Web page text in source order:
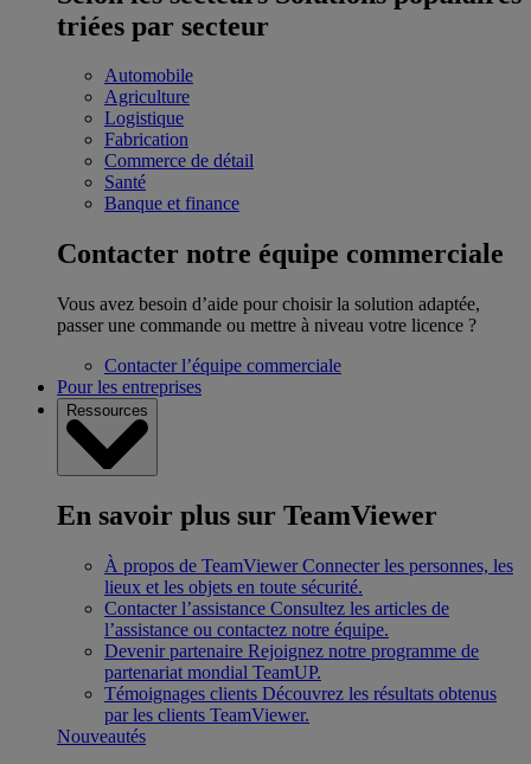
triées par secteur
Automobile
Agriculture
Logistique
Fabrication
Commerce de détail
Santé
Banque et finance
Contacter notre équipe commerciale
Vous avez besoin d’aide pour choisir la solution adaptée,
passer une commande ou mettre à niveau votre licence ?
Contacter l’équipe commerciale
Pour les entreprises
Ressources
En savoir plus sur TeamViewer
À propos de TeamViewer Connecter les personnes, les
lieux et les objets en toute sécurité.
Contacter l’assistance Consultez les articles de
l’assistance ou contactez notre équipe.
Devenir partenaire Rejoignez notre programme de
partenariat mondial TeamUP.
Témoignages clients Découvrez les résultats obtenus
par les clients TeamViewer.
Nouveautés